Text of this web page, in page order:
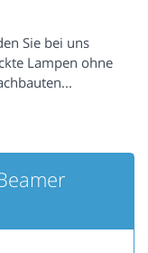
Sie bei uns
Lampen ohne